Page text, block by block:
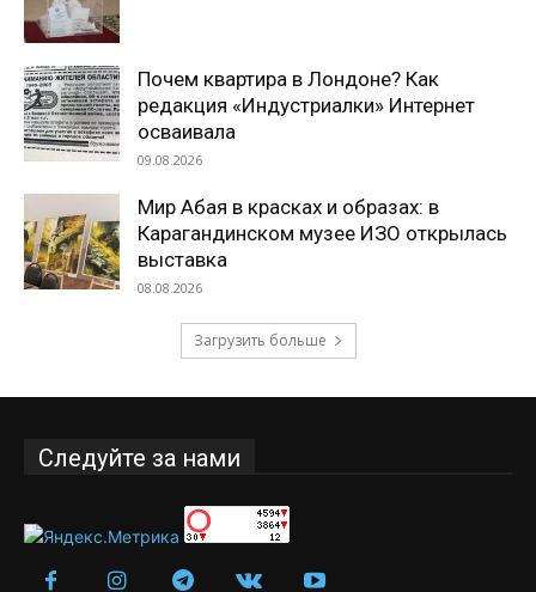
Почем квартира в Лондоне? Как
редакция «Индустриалки» Интернет
осваивала
09.08.2026
Мир Абая в красках и образах: в
Карагандинском музее ИЗО открылась
выставка
08.08.2026
Загрузить больше
Следуйте за нами